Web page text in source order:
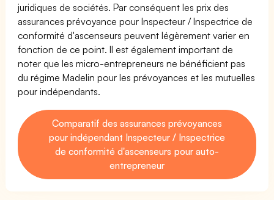
juridiques de sociétés. Par conséquent les prix des
assurances prévoyance pour Inspecteur / Inspectrice de
conformité d'ascenseurs peuvent légèrement varier en
fonction de ce point. Il est également important de
noter que les micro-entrepreneurs ne bénéficient pas
du régime Madelin pour les prévoyances et les mutuelles
pour indépendants.
Comparatif des assurances prévoyances
pour indépendant Inspecteur / Inspectrice
de conformité d'ascenseurs pour auto-
entrepreneur